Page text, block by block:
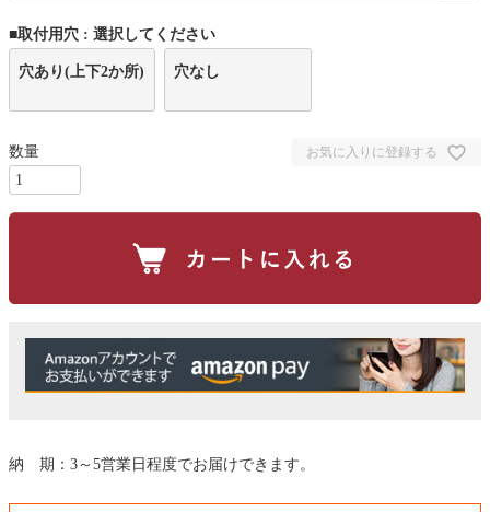
須
■取付用穴 選択してください
穴あり(上下2か所) 穴なし
お気に入りに登録する
納 期：3～5営業日程度でお届けできます。